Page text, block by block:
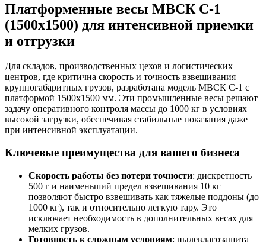
Платформенные весы МВСК С-1
(1500х1500) для интенсивной приемки
и отгрузки
Для складов, производственных цехов и логистических
центров, где критична скорость и точность взвешивания
крупногабаритных грузов, разработана модель МВСК С-1 с
платформой 1500х1500 мм. Эти промышленные весы решают
задачу оперативного контроля массы до 1000 кг в условиях
высокой загрузки, обеспечивая стабильные показания даже
при интенсивной эксплуатации.
Ключевые преимущества для вашего бизнеса
Скорость работы без потери точности: дискретность
500 г и наименьший предел взвешивания 10 кг
позволяют быстро взвешивать как тяжелые поддоны (до
1000 кг), так и относительно легкую тару. Это
исключает необходимость в дополнительных весах для
мелких грузов.
Готовность к сложным условиям: пылевлагозащита